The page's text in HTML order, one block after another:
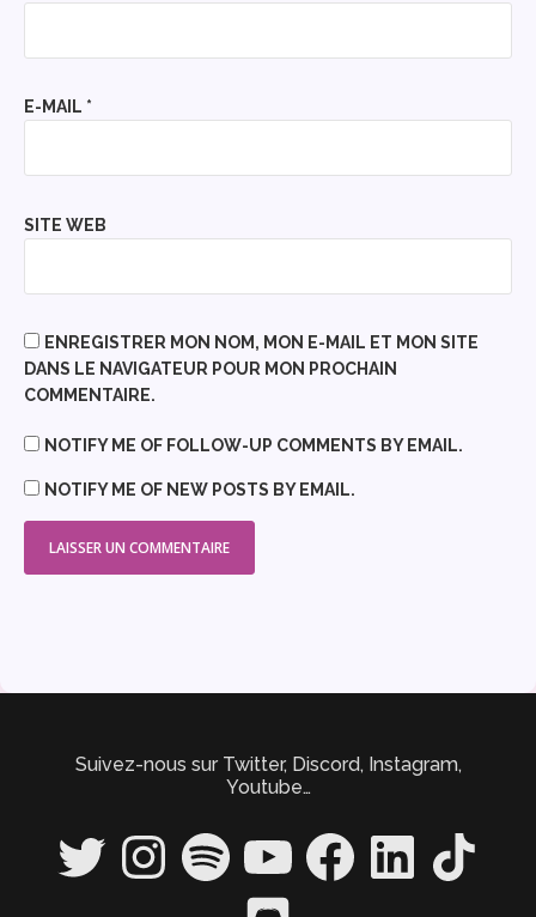
E-MAIL *
SITE WEB
ENREGISTRER MON NOM, MON E-MAIL ET MON SITE
DANS LE NAVIGATEUR POUR MON PROCHAIN
COMMENTAIRE.
NOTIFY ME OF FOLLOW-UP COMMENTS BY EMAIL.
NOTIFY ME OF NEW POSTS BY EMAIL.
Suivez-nous sur Twitter, Discord, Instagram,
Youtube…
Twitter InstagramSpotify YouTube FacebookLinkedIn TikTok
Discord